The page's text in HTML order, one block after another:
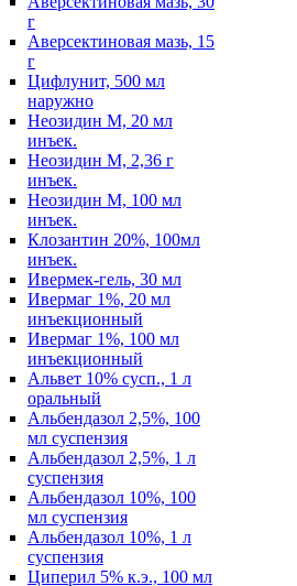
г
Аверсектиновая мазь, 15
г
Цифлунит, 500 мл
наружно
Неозидин М, 20 мл
инъек.
Неозидин М, 2,36 г
инъек.
Неозидин М, 100 мл
инъек.
Клозантин 20%, 100мл
инъек.
Ивермек-гель, 30 мл
Ивермаг 1%, 20 мл
инъекционный
Ивермаг 1%, 100 мл
инъекционный
Альвет 10% сусп., 1 л
оральный
Альбендазол 2,5%, 100
мл суспензия
Альбендазол 2,5%, 1 л
суспензия
Альбендазол 10%, 100
мл суспензия
Альбендазол 10%, 1 л
суспензия
Циперил 5% к.э., 100 мл